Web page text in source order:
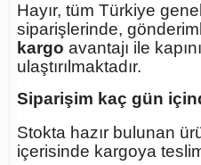
Hayır, tüm Türkiye
siparişlerinde,
kargo avantajı ile
ulaştırılmaktadır.
Siparişim kaç gün
Stokta hazır bulunan
içerisinde kargoya